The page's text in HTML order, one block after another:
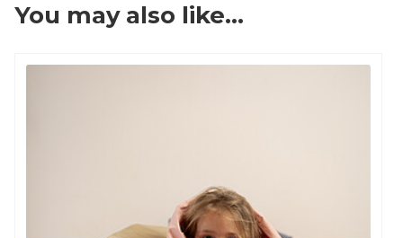
заказа в отделении Новой Почты (наложенный платеж).
Оплату картой можно произвести прямо на сайте
(Visa/Mastercard/Privat 24 (Liqpay)/PayPal.
You may also like…